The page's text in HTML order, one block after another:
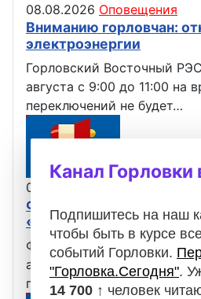
08.08.2026 Оповещения
Вниманию горловчан:
электроэнергии
Горловский Восточный
августа с 9:00 до 11:00 на
переключений не будет…
07.08.2026 Оповещения
Филиал «Горловское
«ВОДА ДОНБАССА»
Филиал «Горловское
августа с 04:00 до 10:00 в
графика работы
Канал
Подпишитесь на наш
чтобы быть в курсе
событий Горловки.
"Горловка.Сегодня".
14 700 ↑ человек